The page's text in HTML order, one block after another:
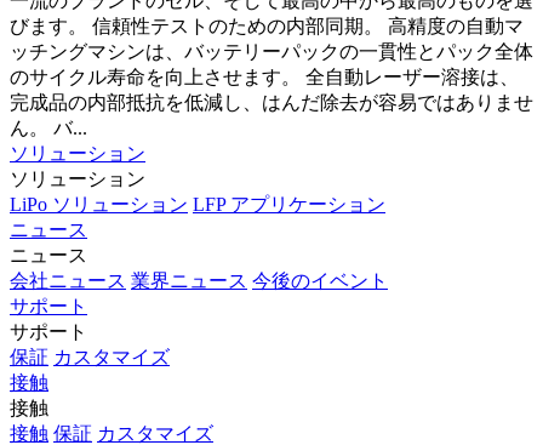
びます。 信頼性テストのための内部同期。 高精度の自動マ
ッチングマシンは、バッテリーパックの一貫性とパック全体
のサイクル寿命を向上させます。 全自動レーザー溶接は、
完成品の内部抵抗を低減し、はんだ除去が容易ではありませ
ん。 バ...
ソリューション
ソリューション
LiPo ソリューション LFP アプリケーション
ニュース
ニュース
会社ニュース 業界ニュース 今後のイベント
サポート
サポート
保証 カスタマイズ
接触
接触
接触 保証 カスタマイズ